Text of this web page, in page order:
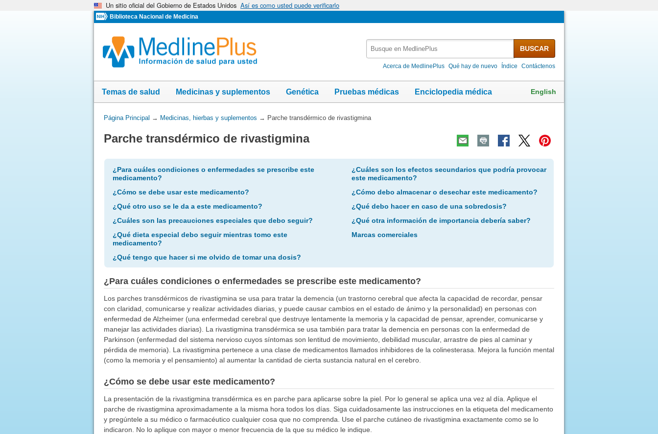
Un sitio oficial del Gobierno de Estados Unidos Así es como usted puede verificarlo
Biblioteca Nacional de Medicina
MedlinePlus
BUSCAR
Acerca de MedlinePlus Qué hay de nuevo Índice Contáctenos
Temas de salud Medicinas y suplementos Genética Pruebas médicas Enciclopedia médica English
Usted
aquí:
Página Principal → Medicinas, hierbas y suplementos → Parche transdérmico de rivastigmina
Parche transdérmico de rivastigmina
¿Para cuáles condiciones o enfermedades se prescribe este
medicamento?
¿Cómo se debe usar este medicamento?
¿Qué otro uso se le da a este medicamento?
¿Cuáles son las precauciones especiales que debo seguir?
¿Qué dieta especial debo seguir mientras tomo este
medicamento?
¿Qué tengo que hacer si me olvido de tomar una dosis?
¿Cuáles son los efectos secundarios que podría provocar
este medicamento?
¿Cómo debo almacenar o desechar este medicamento?
¿Qué debo hacer en caso de una sobredosis?
¿Qué otra información de importancia debería saber?
Marcas comerciales
¿Para cuáles condiciones o enfermedades se prescribe este medicamento?
Los parches transdérmicos de rivastigmina se usa para tratar la demencia (un trastorno cerebral que afecta la capacidad de recordar, pensar
con claridad, comunicarse y realizar actividades diarias, y puede causar cambios en el estado de ánimo y la personalidad) en personas con
enfermedad de Alzheimer (una enfermedad cerebral que destruye lentamente la memoria y la capacidad de pensar, aprender, comunicarse y
manejar las actividades diarias). La rivastigmina transdérmica se usa también para tratar la demencia en personas con la enfermedad de
Parkinson (enfermedad del sistema nervioso cuyos síntomas son lentitud de movimiento, debilidad muscular, arrastre de pies al caminar y
pérdida de memoria). La rivastigmina pertenece a una clase de medicamentos llamados inhibidores de la colinesterasa. Mejora la función mental
(como la memoria y el pensamiento) al aumentar la cantidad de cierta sustancia natural en el cerebro.
¿Cómo se debe usar este medicamento?
La presentación de la rivastigmina transdérmica es en parche para aplicarse sobre la piel. Por lo general se aplica una vez al día. Aplique el
parche de rivastigmina aproximadamente a la misma hora todos los días. Siga cuidadosamente las instrucciones en la etiqueta del medicamento
y pregúntele a su médico o farmacéutico cualquier cosa que no comprenda. Use el parche cutáneo de rivastigmina exactamente como se lo
indicaron. No lo aplique con mayor o menor frecuencia de la que su médico le indique.